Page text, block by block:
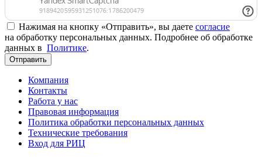
Нажимая на кнопку «Отправить», вы даете согласие
на обработку персональных данных. Подробнее об обработке
данных в Политике.
Отправить
Компания
Контакты
Работа у нас
Правовая информация
Политика обработки персональных данных
Технические требования
Вход для РИЦ